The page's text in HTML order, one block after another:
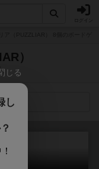
）
じる
し